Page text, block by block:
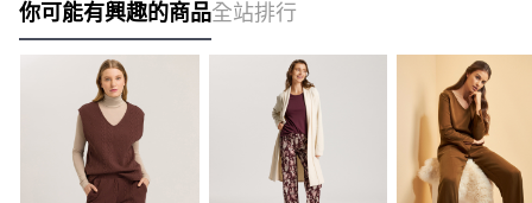
你可能有興趣的商品全站排行